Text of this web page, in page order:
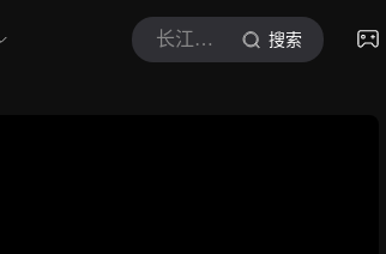
长江云新闻 搜索